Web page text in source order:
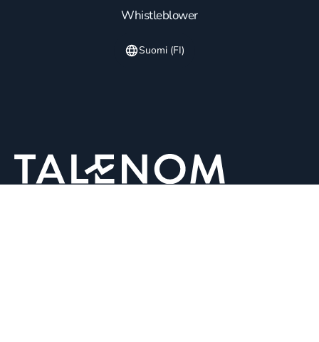
Whistleblower
Suomi (FI)